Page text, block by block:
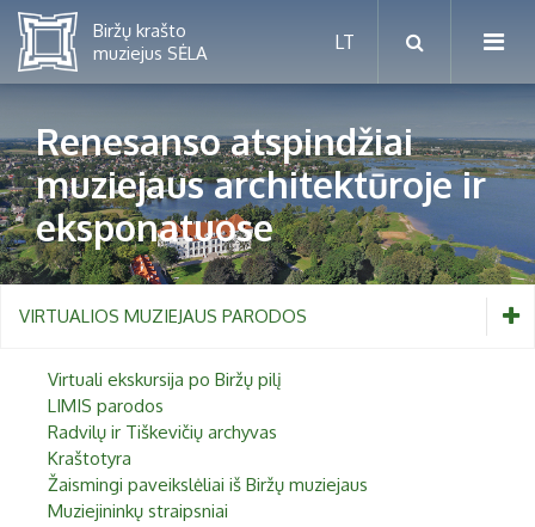
Mėnesio renginiai
Planuojamos parodos 2026 m.
Vaikams nuo 5 iki 10 metų
Paaugliams nuo 11 iki 18 metų
Šeimoms
Proistorė
Etnografija
Biržai ir Radvilos
Religijos
Renesanso atspindžiai
muziejaus architektūroje ir
eksponatuose
VIRTUALIOS MUZIEJAUS PARODOS
Virtuali ekskursija po Biržų pilį
LIMIS parodos
Radvilų ir Tiškevičių archyvas
Kraštotyra
Žaismingi paveikslėliai iš Biržų muziejaus
Muziejininkų straipsniai